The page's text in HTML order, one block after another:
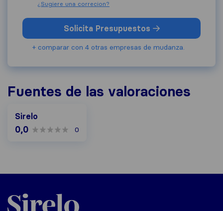
¿Sugiere una correcion?
Solicita Presupuestos
+ comparar con 4 otras empresas de mudanza.
Fuentes de las valoraciones
Sirelo
0,0 0
Sirelo.es